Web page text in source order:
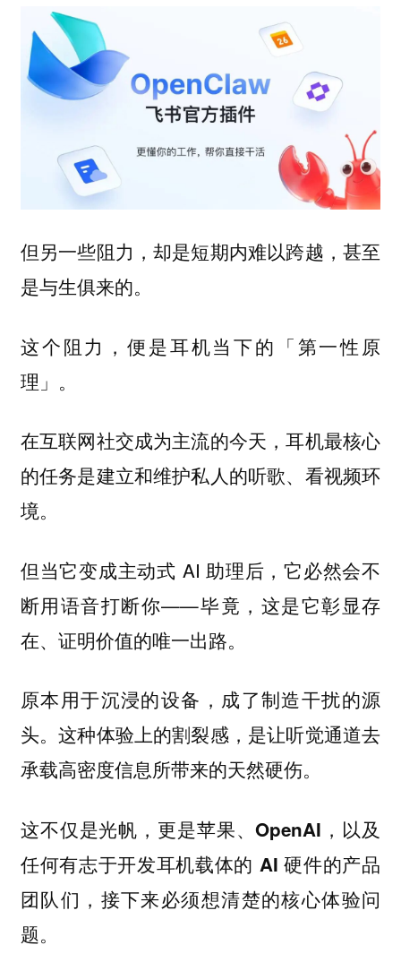
但另一些阻力，却是短期内难以跨越，甚至
是与生俱来的。
这个阻力，便是耳机当下的「第一性原
理」。
在互联网社交成为主流的今天，耳机最核心
的任务是建立和维护私人的听歌、看视频环
境。
但当它变成主动式 AI 助理后，它必然会不
断用语音打断你——毕竟，这是它彰显存
在、证明价值的唯一出路。
原本用于沉浸的设备，成了制造干扰的源
头。这种体验上的割裂感，是让听觉通道去
承载高密度信息所带来的天然硬伤。
这不仅是光帆，更是苹果、OpenAI，以及
任何有志于开发耳机载体的 AI 硬件的产品
团队们，接下来必须想清楚的核心体验问
题。